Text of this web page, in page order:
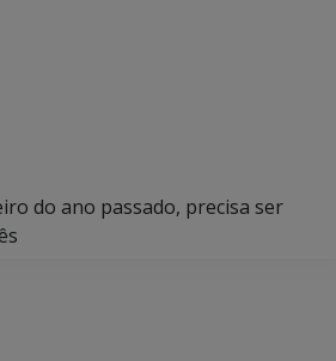
do ano passado, precisa ser